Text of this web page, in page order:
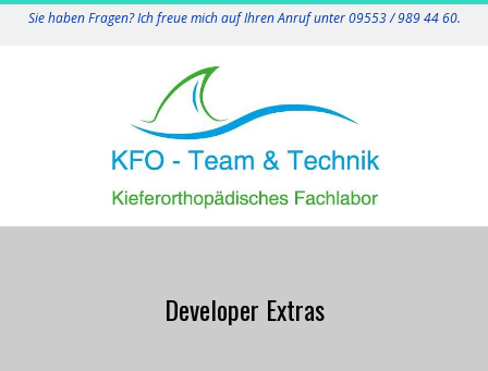
Sie haben Fragen? Ich freue mich auf Ihren Anruf unter 09553 / 989 44 60.
K
Developer Extras